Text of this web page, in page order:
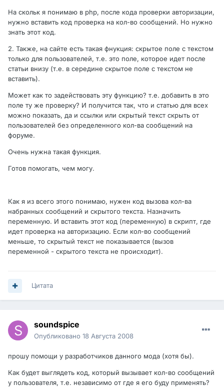
На скольк я понимаю в php, после кода проверки авторизации,
нужно вставить код проверка на кол-во сообщений. Но нужно
знать этот код.
2. Также, на сайте есть такая фнукция: скрытое поле с текстом
только для пользователей, т.е. это поле, которое идет после
статьи внизу (т.е. в середине скрытое поле с текстом не
вставить).
Может как то задействовать эту функцию? т.е. добавить в это
поле ту же проверку? И получится так, что и статью для всех
можно показать, да и ссылки или скрытый текст скрыть от
пользователей без определенного кол-ва сообщений на
форуме.
Очень нужна такая функция.
Готов помогать, чем могу.
Как я из всего этого понимаю, нужен код вызова кол-ва
набранных сообщений и скрытого текста. Назначить
переменную. И вставить этот код (переменную) в скрипт, где
идет проверка на авторизацию. Если кол-во сообщений
меньше, то скрытый текст не показывается (вызов
переменной - скрытого текста не происходит).
Цитата
soundspice
Опубликовано 18 Августа 2008
прошу помощи у разработчиков данного мода (хотя бы).
Как будет выглядеть код, который вызывает кол-во сообщений
у пользователя, т.е. независимо от где я его буду применять?